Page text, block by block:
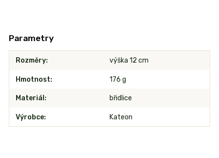
Parametry
Rozměry výška 12 cm
Hmotnost 176 g
Materiál břidlice
Výrobce Kateon